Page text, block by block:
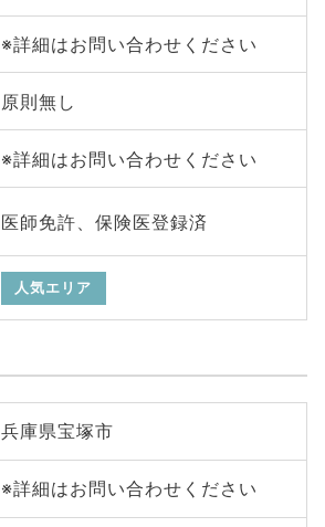
※詳細はお問い合わせください
原則無し
※詳細はお問い合わせください
医師免許、保険医登録済
人気エリア
兵庫県宝塚市
※詳細はお問い合わせください